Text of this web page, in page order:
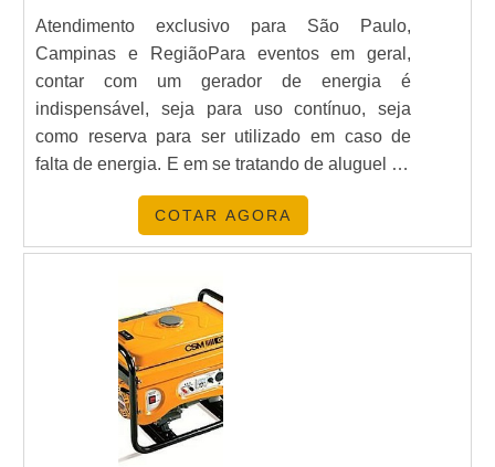
Atendimento exclusivo para São Paulo,
Campinas e RegiãoPara eventos em geral,
contar com um gerador de energia é
indispensável, seja para uso contínuo, seja
como reserva para ser utilizado em caso de
falta de energia. E em se tratando de aluguel de
gerador de energia para festas preço acessível
é apenas uma das principais vantagens
apresentadas por tal serviço.VANTAGENS NO
ENERGIA Embora seja um serviço que
apresenta um c....
COTAR AGORA